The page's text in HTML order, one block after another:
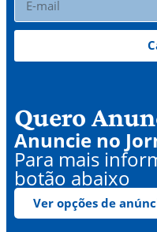
Quero
Anuncie no
Para mais
botão abaixo
Ver opções de